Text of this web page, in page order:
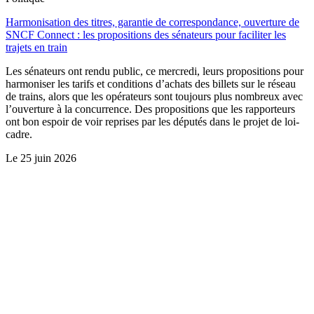
Harmonisation des titres, garantie de correspondance, ouverture de
SNCF Connect : les propositions des sénateurs pour faciliter les
trajets en train
Les sénateurs ont rendu public, ce mercredi, leurs propositions pour
harmoniser les tarifs et conditions d’achats des billets sur le réseau
de trains, alors que les opérateurs sont toujours plus nombreux avec
l’ouverture à la concurrence. Des propositions que les rapporteurs
ont bon espoir de voir reprises par les députés dans le projet de loi-
cadre.
Le 25 juin 2026